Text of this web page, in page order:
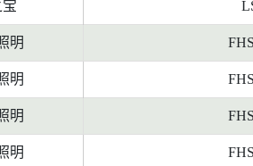
明
明
明
明